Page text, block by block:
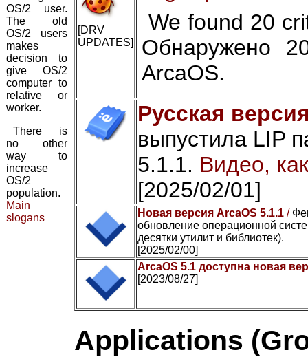
OS/2 user.
The old
OS/2 users
makes
decision to
give OS/2
computer to
relative or
worker.
There is
no other
way to
increase
OS/2
population.
Main
slogans
[DRV
UPDATES]
We found 20
Обнаружено
ArcaOS.
Русская
выпустила LIP
5.1.1. Видео,
[2025/02/01]
Новая версия ArcaOS 5.1.1 /
обновление операционной
десятки утилит и библиотек).
[2025/02/00]
ArcaOS 5.1 доступна новая
[2023/08/27]
Applications